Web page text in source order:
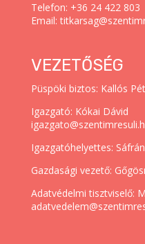
Telefon: +36 24 422 803
Email:
VEZETŐSÉG
Püspöki biztos: Kallós
Igazgató: Kókai Dávid
Igazgatóhelyettes:
Gazdasági vezető:
Adatvédelmi tisztviselő: